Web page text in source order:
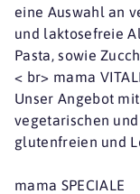
eine Auswahl an
und laktosefreie
Pasta, sowie
< br> mama
Unser Angebot
vegetarischen
glutenfreien und
mama SPECIALE